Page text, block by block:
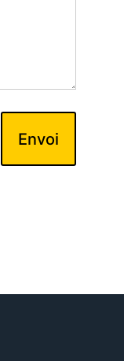
Envoi